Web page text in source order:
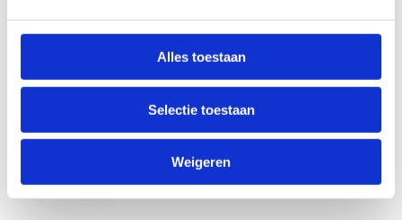
Alles toestaan
Selectie toestaan
Weigeren
Anti-Robot Verification
Click to start verification
Verzend